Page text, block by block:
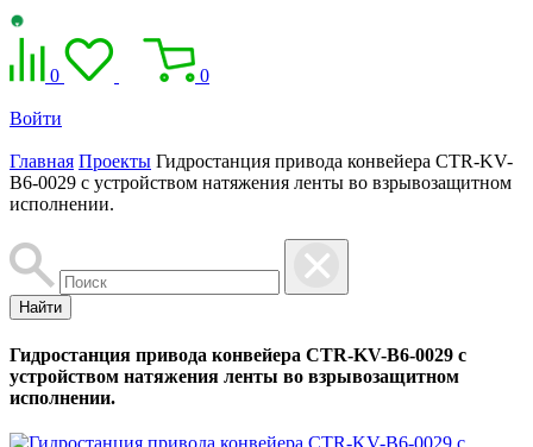
0 0
Войти
Главная Проекты Гидростанция привода конвейера CTR-KV-
B6-0029 с устройством натяжения ленты во взрывозащитном
исполнении.
Найти
Гидростанция привода конвейера CTR-KV-B6-0029 с
устройством натяжения ленты во взрывозащитном
исполнении.